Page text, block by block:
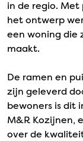
in de regio. Met
het ontwerp
een woning die
maakt.
De ramen en
zijn geleverd
bewoners is dit
M&R Kozijnen,
over de